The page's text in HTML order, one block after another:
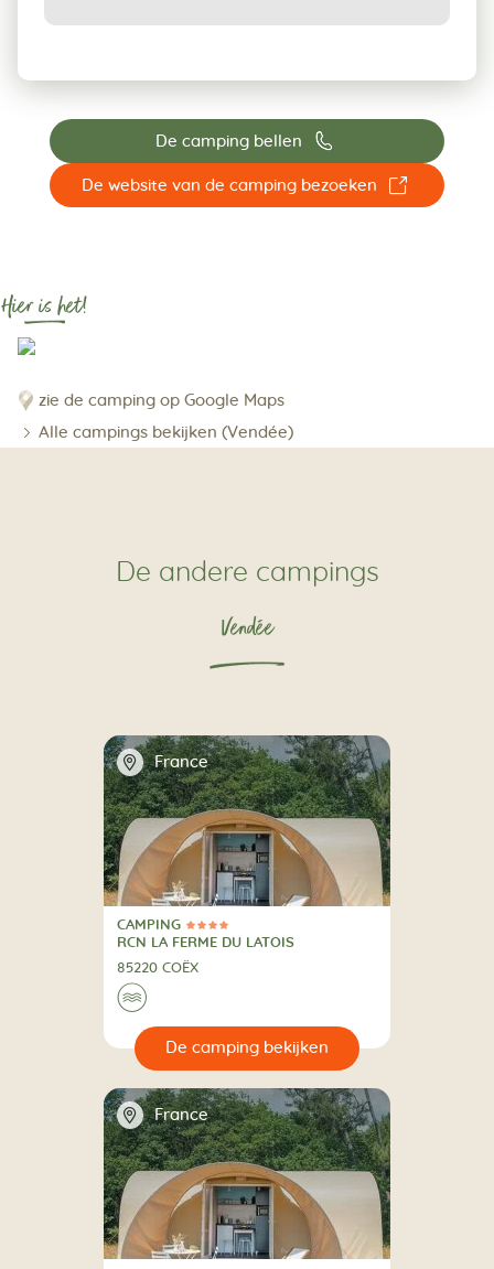
De camping bellen 📞
De website van de camping bezoeken ☐
Hier is het!
zie de camping op Google Maps
Alle campings bekijken (Vendée)
De andere campings
Vendée
📍 France
4 Sterren
CAMPING
CAMPING
RCN LA FERME DU LATOIS
85220 COËX
🌊
📍 France